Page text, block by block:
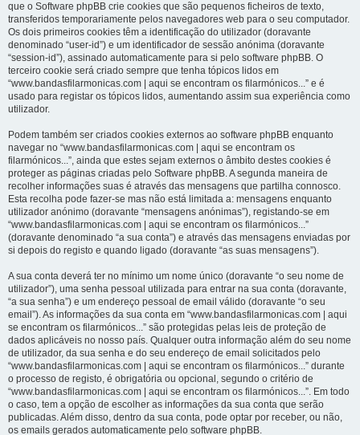
que o Software phpBB crie cookies que são pequenos ficheiros de texto,
transferidos temporariamente pelos navegadores web para o seu computador.
Os dois primeiros cookies têm a identificação do utilizador (doravante
denominado “user-id”) e um identificador de sessão anónima (doravante
“session-id”), assinado automaticamente para si pelo software phpBB. O
terceiro cookie será criado sempre que tenha tópicos lidos em
“www.bandasfilarmonicas.com | aqui se encontram os filarmónicos...” e é
usado para registar os tópicos lidos, aumentando assim sua experiência como
utilizador.
Podem também ser criados cookies externos ao software phpBB enquanto
navegar no “www.bandasfilarmonicas.com | aqui se encontram os
filarmónicos...”, ainda que estes sejam externos o âmbito destes cookies é
proteger as páginas criadas pelo Software phpBB. A segunda maneira de
recolher informações suas é através das mensagens que partilha connosco.
Esta recolha pode fazer-se mas não está limitada a: mensagens enquanto
utilizador anónimo (doravante “mensagens anónimas”), registando-se em
“www.bandasfilarmonicas.com | aqui se encontram os filarmónicos...”
(doravante denominado “a sua conta”) e através das mensagens enviadas por
si depois do registo e quando ligado (doravante “as suas mensagens”).
A sua conta deverá ter no mínimo um nome único (doravante “o seu nome de
utilizador”), uma senha pessoal utilizada para entrar na sua conta (doravante,
“a sua senha”) e um endereço pessoal de email válido (doravante “o seu
email”). As informações da sua conta em “www.bandasfilarmonicas.com | aqui
se encontram os filarmónicos...” são protegidas pelas leis de proteção de
dados aplicáveis no nosso país. Qualquer outra informação além do seu nome
de utilizador, da sua senha e do seu endereço de email solicitados pelo
“www.bandasfilarmonicas.com | aqui se encontram os filarmónicos...” durante
o processo de registo, é obrigatória ou opcional, segundo o critério de
“www.bandasfilarmonicas.com | aqui se encontram os filarmónicos...”. Em todo
o caso, tem a opção de escolher as informações da sua conta que serão
publicadas. Além disso, dentro da sua conta, pode optar por receber, ou não,
os emails gerados automaticamente pelo software phpBB.